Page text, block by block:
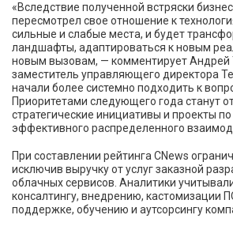
«Вследствие полученной встряски
пересмотрел свое отношение к
сильные и слабые места, и будет
ландшафты, адаптироваться к новым
новым вызовам, — комментирует Андрей
заместитель управляющего директора
начали более системно подходить к
Приоритетами следующего года станут
стратегические инициативы и проекты
эффективного распределенного
При составлении рейтинга CNews
исключив выручку от услуг заказной
облачных сервисов. Аналитики
консалтингу, внедрению, кастомизации
поддержке, обучению и аутсорсингу